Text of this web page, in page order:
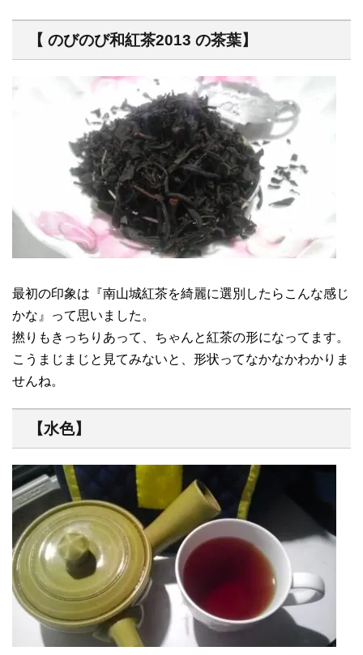
【 のびのび和紅茶2013 の茶葉】
最初の印象は『南山城紅茶を綺麗に選別したらこんな感じ
かな』って思いました。
撚りもきっちりあって、ちゃんと紅茶の形になってます。
こうまじまじと見てみないと、形状ってなかなかわかりま
せんね。
【水色】